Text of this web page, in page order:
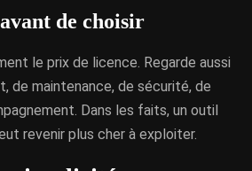
de choisir
le prix de licence. Regarde aussi
de maintenance, de sécurité, de
Dans les faits, un outil
revenir plus cher à exploiter.